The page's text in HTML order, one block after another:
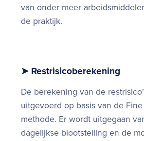
van onder meer
de praktijk.
➤ Restrisicoberekening
De berekening van de
uitgevoerd op basis van de
methode. Er wordt uitgegaan
dagelijkse blootstelling en de